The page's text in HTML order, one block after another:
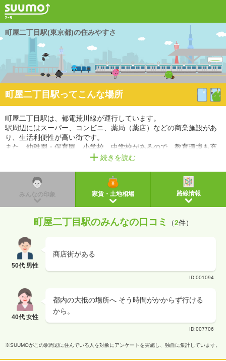
町屋二丁目駅(東京都)の住みやすさ
町屋二丁目駅ってこんな場所
町屋二丁目駅は、都電荒川線が運行しています。
駅周辺にはスーパー、コンビニ、薬局（薬店）などの商業施設があ
り、生活利便性が高い街です。
また、幼稚園・保育園、小学校、中学校があるので、教育環境も充
※経路情報、所要時間情報は平日・日中の標準的な所要時間での乗り換え経路を採用していま
続きを読む
みんなの印象 家賃・土地相場 路線情報
町屋二丁目駅のみんなの口コミ （2件）
50代 男性
商店街がある
ID:001094
40代 女性
都内の大抵の場所へ そう時間がかからず行ける
から。
ID:007706
※SUUMOがこの駅周辺に住んでいる人を対象にアンケートを実施し、独自に集計しています。